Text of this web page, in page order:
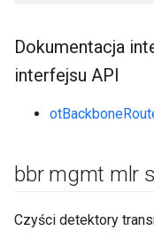
Dokumentacja
interfejsu API
bbr mgmt mlr
Czyści detektory